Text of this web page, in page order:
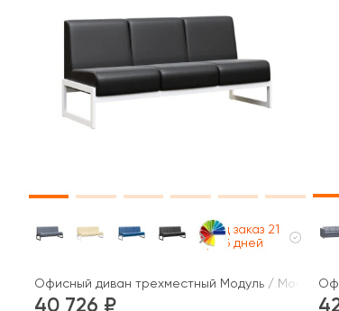
Под заказ 21
раб дней
Офисный диван трехместный Модуль / Module
40 726